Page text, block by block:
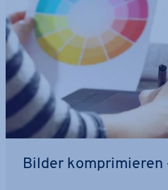
Bilder kom­pri­mie­ren